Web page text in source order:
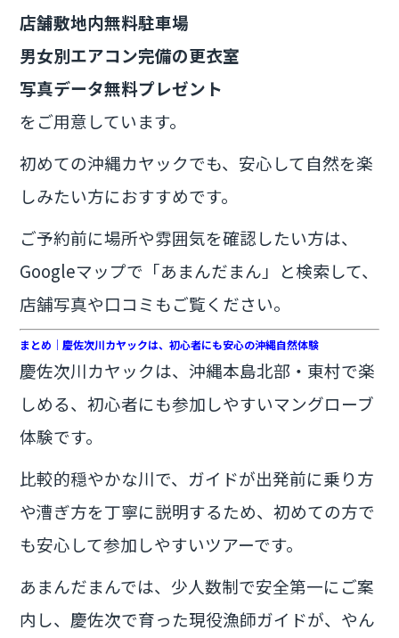
店舗敷地内無料駐車場
男女別エアコン完備の更衣室
写真データ無料プレゼント
をご用意しています。
初めての沖縄カヤックでも、安心して自然を楽
しみたい方におすすめです。
ご予約前に場所や雰囲気を確認したい方は、
Googleマップで「あまんだまん」と検索して、
店舗写真や口コミもご覧ください。
まとめ｜慶佐次川カヤックは、初心者にも安心の沖縄自然体験
慶佐次川カヤックは、沖縄本島北部・東村で楽
しめる、初心者にも参加しやすいマングローブ
体験です。
比較的穏やかな川で、ガイドが出発前に乗り方
や漕ぎ方を丁寧に説明するため、初めての方で
も安心して参加しやすいツアーです。
あまんだまんでは、少人数制で安全第一にご案
内し、慶佐次で育った現役漁師ガイドが、やん